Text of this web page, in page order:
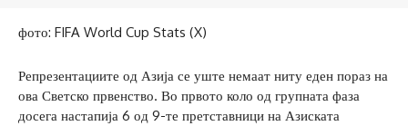
фото: FIFA World Cup Stats (X)
Репрезентациите од Азија се уште немаат ниту еден пораз на
ова Светско првенство. Во првото коло од групната фаза
досега настапија 6 од 9-те претставници на Азиската